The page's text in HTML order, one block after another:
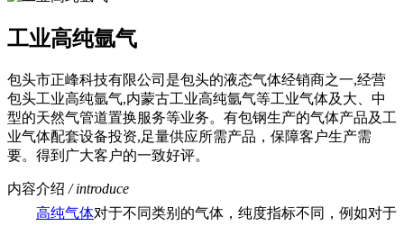
工业高纯氩气
包头市正峰科技有限公司是包头的液态气体经销商之一,经营
包头工业高纯氩气,内蒙古工业高纯氩气等工业气体及大、中
型的天然气管道置换服务等业务。有包钢生产的气体产品及工
业气体配套设备投资,足量供应所需产品，保障客户生产需
要。得到广大客户的一致好评。
内容介绍 / introduce
高纯气体对于不同类别的气体，纯度指标不同，例如对于